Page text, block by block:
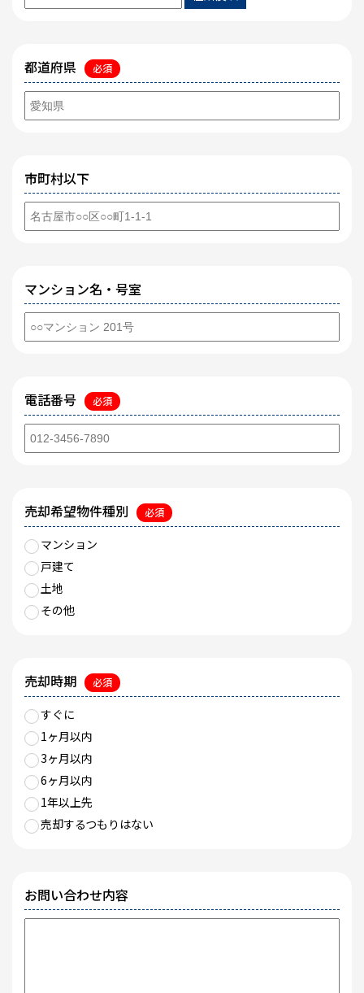
都道府県 必須
市町村以下
マンション名・号室
電話番号 必須
売却希望物件種別 必須
マンション
戸建て
土地
その他
売却時期 必須
すぐに
1ヶ月以内
3ヶ月以内
6ヶ月以内
1年以上先
売却するつもりはない
お問い合わせ内容